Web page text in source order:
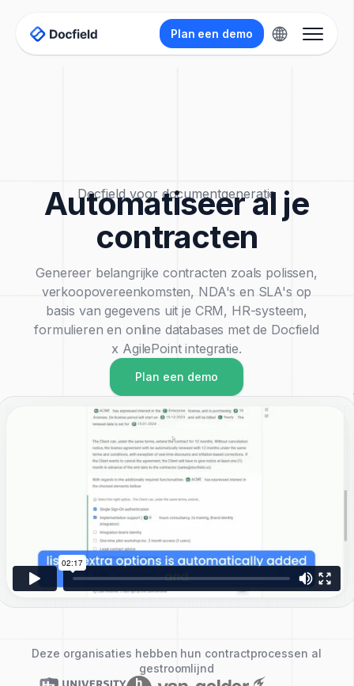
Plan een demo
Docfield voor documentgeneratie
Automatiseer al je
contracten
Genereer belangrijke contracten zoals polissen,
verkoopovereenkomsten, NDA's en SLA's op
basis van gegevens uit je CRM, HR-systeem,
formulieren en online databases met de Docfield
x AgilePoint integratie.
Plan een demo
Deze organisaties hebben hun contractprocessen al
gestroomlijnd